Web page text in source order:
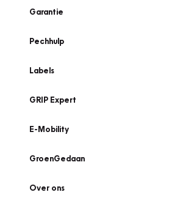
Garantie
Pechhulp
Labels
GRIP Expert
E-Mobility
GroenGedaan
Over ons